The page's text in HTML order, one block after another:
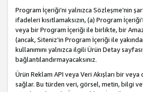
Program İçeriği’ni yalnızca Sözleşme’nin
ifadeleri kısıtlamaksızın, (a) Program
veya bir Program İçeriği ile birlikte, bir
(ancak, Siteniz’in Program İçeriği ile
kullanımını yalnızca ilgili Ürün Detay
bağlantılandırmayacaksınız.
Ürün Reklam API veya Veri Akışları bir
sağlar. Bu türden veri, görsel, metin, bilgi